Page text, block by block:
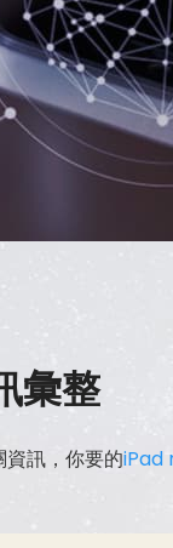
彙整
資訊，你要的iPad